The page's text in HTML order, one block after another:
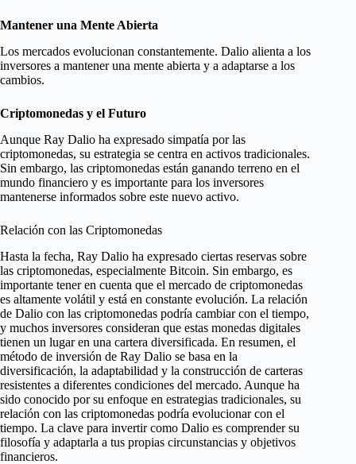
Mantener una Mente Abierta
Los mercados evolucionan constantemente. Dalio alienta a los
inversores a mantener una mente abierta y a adaptarse a los
cambios.
Criptomonedas y el Futuro
Aunque Ray Dalio ha expresado simpatía por las
criptomonedas, su estrategia se centra en activos tradicionales.
Sin embargo, las criptomonedas están ganando terreno en el
mundo financiero y es importante para los inversores
mantenerse informados sobre este nuevo activo.
Relación con las Criptomonedas
Hasta la fecha, Ray Dalio ha expresado ciertas reservas sobre
las criptomonedas, especialmente Bitcoin. Sin embargo, es
importante tener en cuenta que el mercado de criptomonedas
es altamente volátil y está en constante evolución. La relación
de Dalio con las criptomonedas podría cambiar con el tiempo,
y muchos inversores consideran que estas monedas digitales
tienen un lugar en una cartera diversificada. En resumen, el
método de inversión de Ray Dalio se basa en la
diversificación, la adaptabilidad y la construcción de carteras
resistentes a diferentes condiciones del mercado. Aunque ha
sido conocido por su enfoque en estrategias tradicionales, su
relación con las criptomonedas podría evolucionar con el
tiempo. La clave para invertir como Dalio es comprender su
filosofía y adaptarla a tus propias circunstancias y objetivos
financieros.